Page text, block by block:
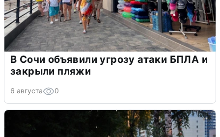
В Сочи объявили угрозу атаки БПЛА и
закрыли пляжи
6 августа 0